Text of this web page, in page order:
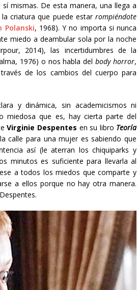
mismas. De esta manera, una llega a
la criatura que puede estarrompiéndote
Polanski, 1968). Y no importa si nunca
miedo a deambular sola por la noche
2014), las incertidumbres de la
1976) o nos habla delbody horror,
de los cambios del cuerpo para
y dinámica, sin academicismos ni
miedosa que es, hay cierta parte del
Virginie Despentes en su libro Teoría
calle para una mujer es sabiendo que
así (le aterran los chiquiparks y
minutos es suficiente para llevarla al
a todos los miedos que comparte y
a ellos porque no hay otra manera.